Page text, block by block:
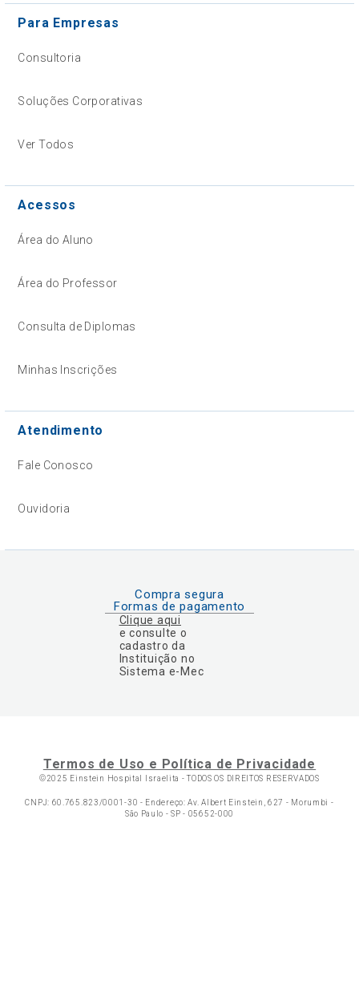
Para Empresas
Consultoria
Soluções Corporativas
Ver Todos
Acessos
Área do Aluno
Área do Professor
Consulta de Diplomas
Minhas Inscrições
Atendimento
Fale Conosco
Ouvidoria
Compra segura
Formas de pagamento
Clique aqui
e consulte o
cadastro da
Instituição no
Sistema e-Mec
Termos de Uso e Política de Privacidade
©2025 Einstein Hospital Israelita -TODOS OS DIREITOS RESERVADOS
CNPJ: 60.765.823/0001-30 - Endereço: Av. Albert Einstein, 627 - Morumbi -
São Paulo - SP - 05652-000